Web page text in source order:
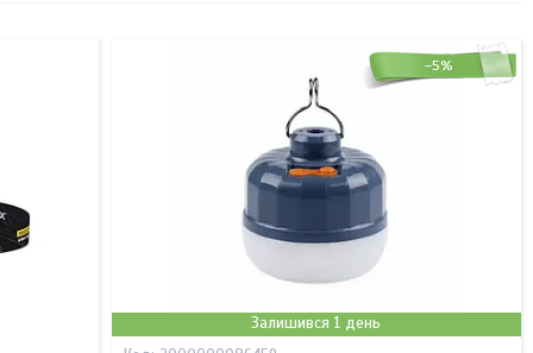
–5%
Залишився 1 день